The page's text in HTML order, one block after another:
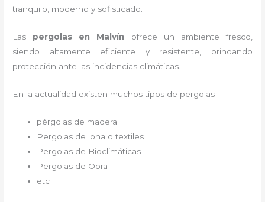
tranquilo, moderno y sofisticado.
Las pergolas en Malvín ofrece un ambiente fresco,
siendo altamente eficiente y resistente, brindando
protección ante las incidencias climáticas.
En la actualidad existen muchos tipos de pergolas
pérgolas de madera
Pergolas de lona o textiles
Pergolas de Bioclimáticas
Pergolas de Obra
etc